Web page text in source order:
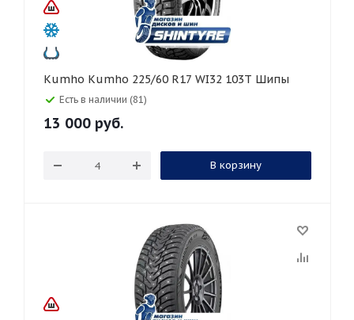
Kumho Kumho 225/60 R17 WI32 103T Шипы
Есть в наличии (81)
13 000 руб.
В корзину